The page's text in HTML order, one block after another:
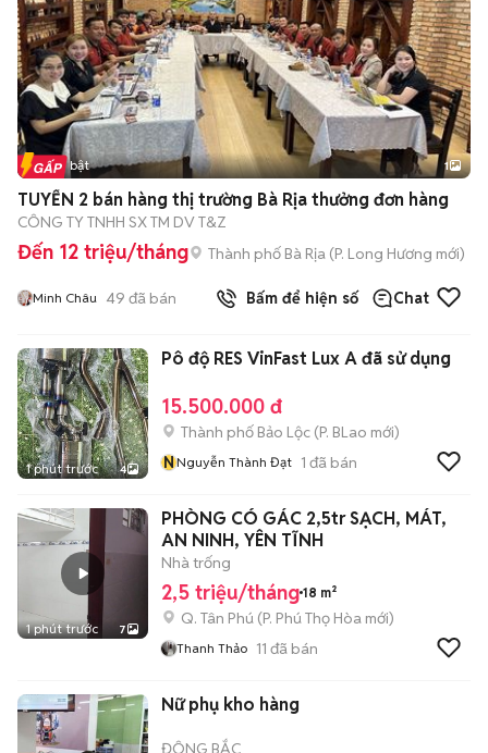
Tin nổi bật 1
TUYỂN 2 bán hàng thị trường Bà Rịa thưởng đơn hàng
CÔNG TY TNHH SX TM DV T&Z
Đến 12 triệu/tháng Thành phố Bà Rịa (P. Long Hương mới)
Minh Châu 49 đã bán Bấm để hiện số Chat
1 phút trước 4
Pô độ RES VinFast Lux A đã sử dụng
15.500.000 đ
Thành phố Bảo Lộc (P. BLao mới)
NNguyễn Thành Đạt 1 đã bán
1 phút trước 7
PHÒNG CÓ GÁC 2,5tr SẠCH, MÁT,
AN NINH, YÊN TĨNH
Nhà trống
2,5 triệu/tháng 18 m²
Q. Tân Phú (P. Phú Thọ Hòa mới)
Thanh Thảo 11 đã bán
Nữ phụ kho hàng
ĐÔNG BẮC